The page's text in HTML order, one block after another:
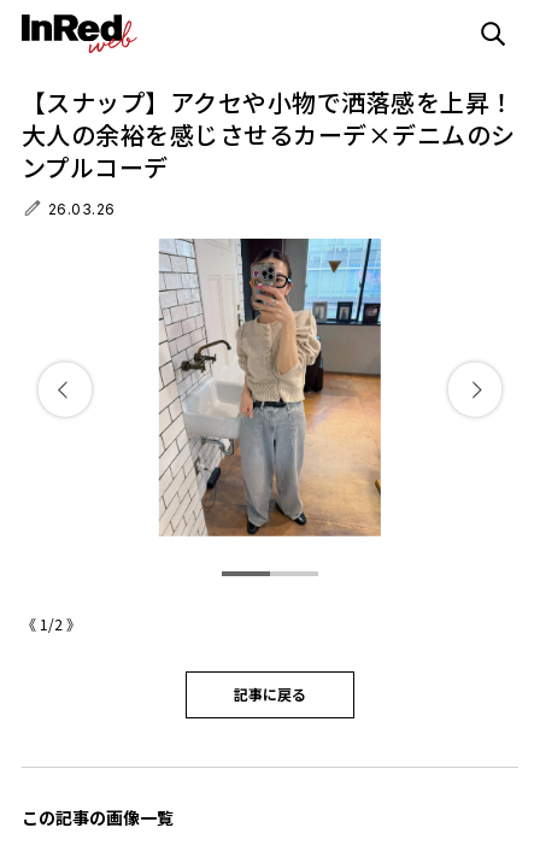
【スナップ】アクセや小物で洒落感を上昇！
大人の余裕を感じさせるカーデ×デニムのシ
ンプルコーデ
26.03.26
《 1 /2 》
記事に戻る
この記事の画像一覧